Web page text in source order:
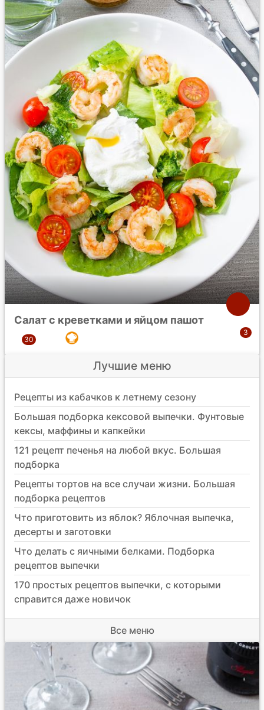
Салат с креветками и яйцом пашот
Лучшие меню
Рецепты из кабачков к летнему сезону
Большая подборка кексовой выпечки. Фунтовые
кексы, маффины и капкейки
121 рецепт печенья на любой вкус. Большая
подборка
Рецепты тортов на все случаи жизни. Большая
подборка рецептов
Что приготовить из яблок? Яблочная выпечка,
десерты и заготовки
Что делать с яичными белками. Подборка
рецептов выпечки
170 простых рецептов выпечки, с которыми
справится даже новичок
Все меню